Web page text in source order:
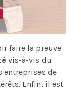
faire la preuve
vis-à-vis du
entreprises de
Enfin, il est